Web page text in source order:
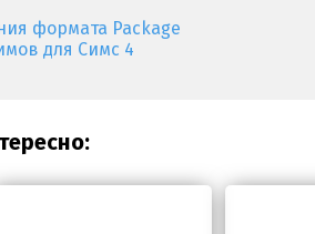
формата Package
для Симс 4